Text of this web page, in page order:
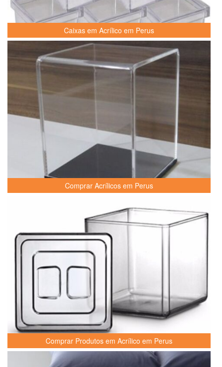
Caixas em Acrílico em Perus
Comprar Acrílicos em Perus
Comprar Produtos em Acrílico em Perus